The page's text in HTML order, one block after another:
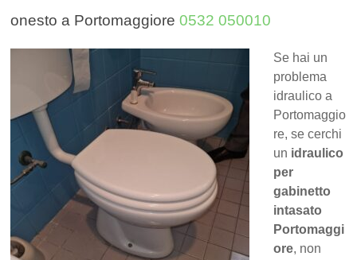
onesto a Portomaggiore0532 050010
Se hai un
problema
idraulico a
Portomaggio
re, se cerchi
un idraulico
per
gabinetto
intasato
Portomaggi
ore, non